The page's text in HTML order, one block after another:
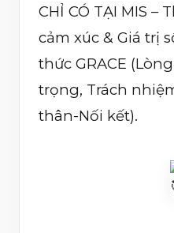
CHỈ CÓ TẠI MIS –
cảm xúc & Giá trị
thức GRACE
trọng, Trách
thân-Nối kết).